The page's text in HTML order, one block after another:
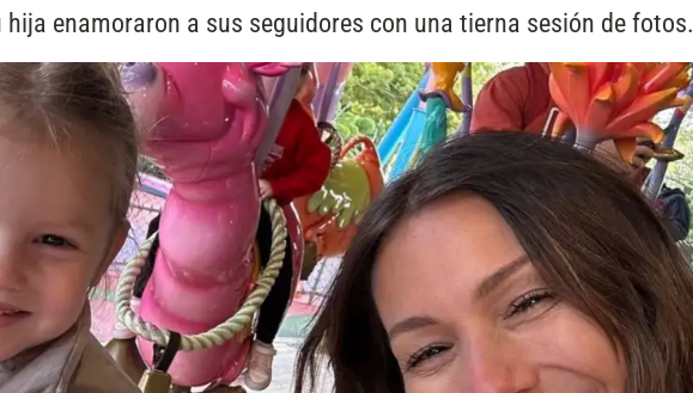
hija enamoraron a sus seguidores con una tierna sesión de fotos.